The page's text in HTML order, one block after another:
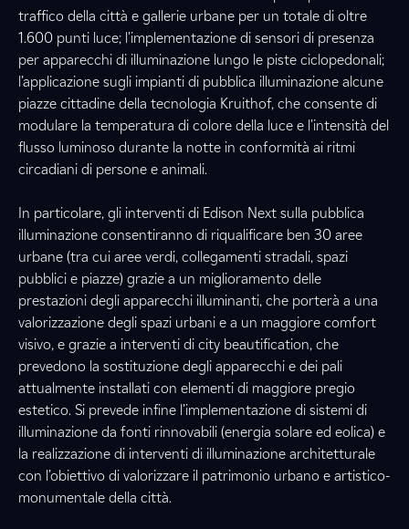
traffico della città e gallerie urbane per un totale di oltre
1.600 punti luce; l’implementazione di sensori di presenza
per apparecchi di illuminazione lungo le piste ciclopedonali;
l’applicazione sugli impianti di pubblica illuminazione alcune
piazze cittadine della tecnologia Kruithof, che consente di
modulare la temperatura di colore della luce e l’intensità del
flusso luminoso durante la notte in conformità ai ritmi
circadiani di persone e animali.
In particolare, gli interventi di Edison Next sulla pubblica
illuminazione consentiranno di riqualificare ben 30 aree
urbane (tra cui aree verdi, collegamenti stradali, spazi
pubblici e piazze) grazie a un miglioramento delle
prestazioni degli apparecchi illuminanti, che porterà a una
valorizzazione degli spazi urbani e a un maggiore comfort
visivo, e grazie a interventi di city beautification, che
prevedono la sostituzione degli apparecchi e dei pali
attualmente installati con elementi di maggiore pregio
estetico. Si prevede infine l’implementazione di sistemi di
illuminazione da fonti rinnovabili (energia solare ed eolica) e
la realizzazione di interventi di illuminazione architetturale
con l’obiettivo di valorizzare il patrimonio urbano e artistico-
monumentale della città.